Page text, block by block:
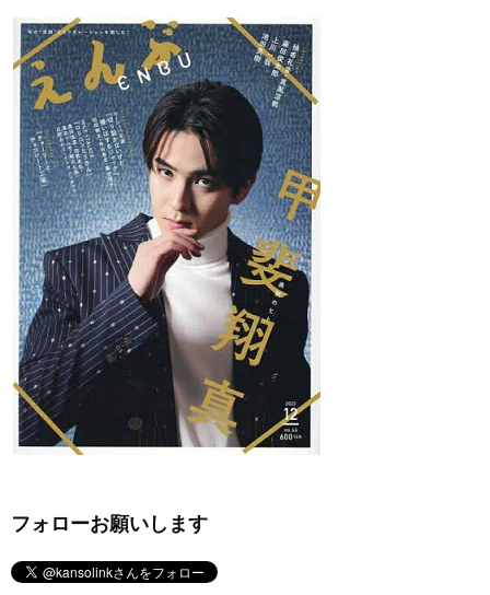
フォローお願いします